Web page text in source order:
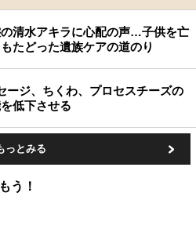
清水アキラに心配の声…子供を亡
たどった遺族ケアの道のり
ージ、ちくわ、プロセスチーズの
低下させる
っとみる
う！